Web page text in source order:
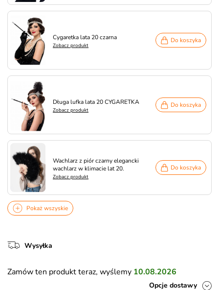
Cygaretka lata 20 czarna
Zobacz produkt
Do koszyka
Długa lufka lata 20 CYGARETKA
Zobacz produkt
Do koszyka
Wachlarz z piór czarny elegancki
wachlarz w klimacie lat 20.
Zobacz produkt
Do koszyka
Pokaż wszyskie
Wysyłka
Zamów ten produkt teraz, wyślemy 10.08.2026
Opcje dostawy